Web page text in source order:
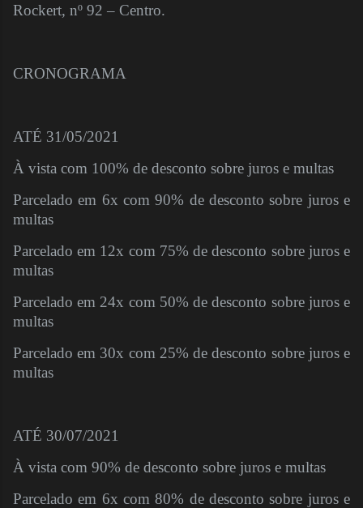
Rockert, nº 92 – Centro.
CRONOGRAMA
ATÉ 31/05/2021
À vista com 100% de desconto sobre juros e multas
Parcelado em 6x com 90% de desconto sobre juros e
multas
Parcelado em 12x com 75% de desconto sobre juros e
multas
Parcelado em 24x com 50% de desconto sobre juros e
multas
Parcelado em 30x com 25% de desconto sobre juros e
multas
ATÉ 30/07/2021
À vista com 90% de desconto sobre juros e multas
Parcelado em 6x com 80% de desconto sobre juros e